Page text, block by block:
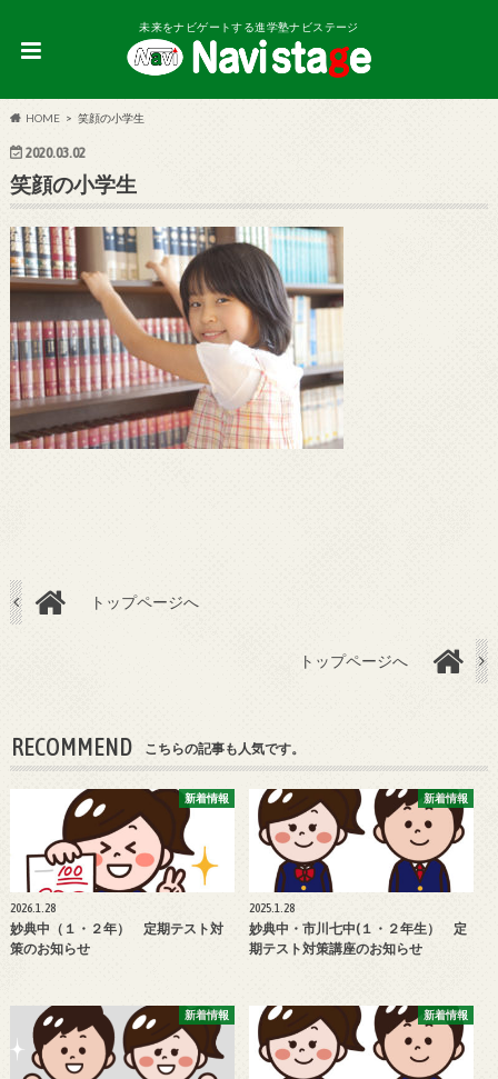
未来をナビゲートする進学塾ナビステージ
HOME 笑顔の小学生
2020.03.02
笑顔の小学生
トップページへ
トップページへ
RECOMMEND こちらの記事も人気です。
新着情報
2026.1.28
妙典中（１・２年） 定期テスト対
策のお知らせ
新着情報
2025.1.28
妙典中・市川七中(１・２年生） 定
期テスト対策講座のお知らせ
新着情報 新着情報